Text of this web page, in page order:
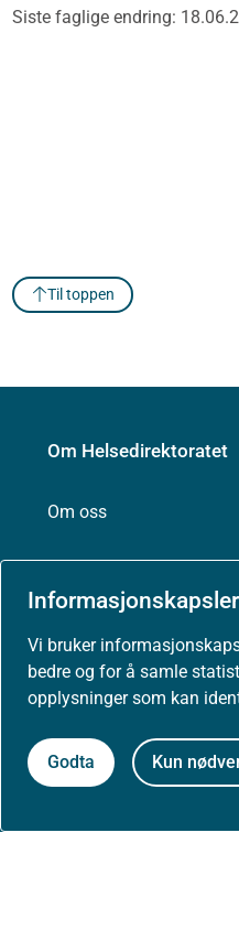
Vi bruker
bedre og for å samle
opplysninger som kan
Godta Kun
Siste faglige endring:
Til toppen
Om Helsedirektoratet
Om oss
Kontakt oss
Postadresse:
Postboks 220, Skøyen
0213 Oslo